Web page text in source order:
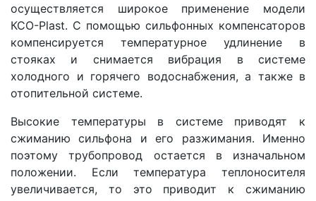
осуществляется широкое применение модели
КСО-Plast. С помощью сильфонных компенсаторов
компенсируется температурное удлинение в
стояках и снимается вибрация в системе
холодного и горячего водоснабжения, а также в
отопительной системе.
Высокие температуры в системе приводят к
сжиманию сильфона и его разжимания. Именно
поэтому трубопровод остается в изначальном
положении. Если температура теплоносителя
увеличивается, то это приводит к сжиманию